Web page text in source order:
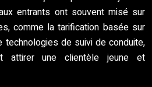
entrants ont souvent misé sur
comme la tarification basée sur
technologies de suivi de conduite,
attirer une clientèle jeune et